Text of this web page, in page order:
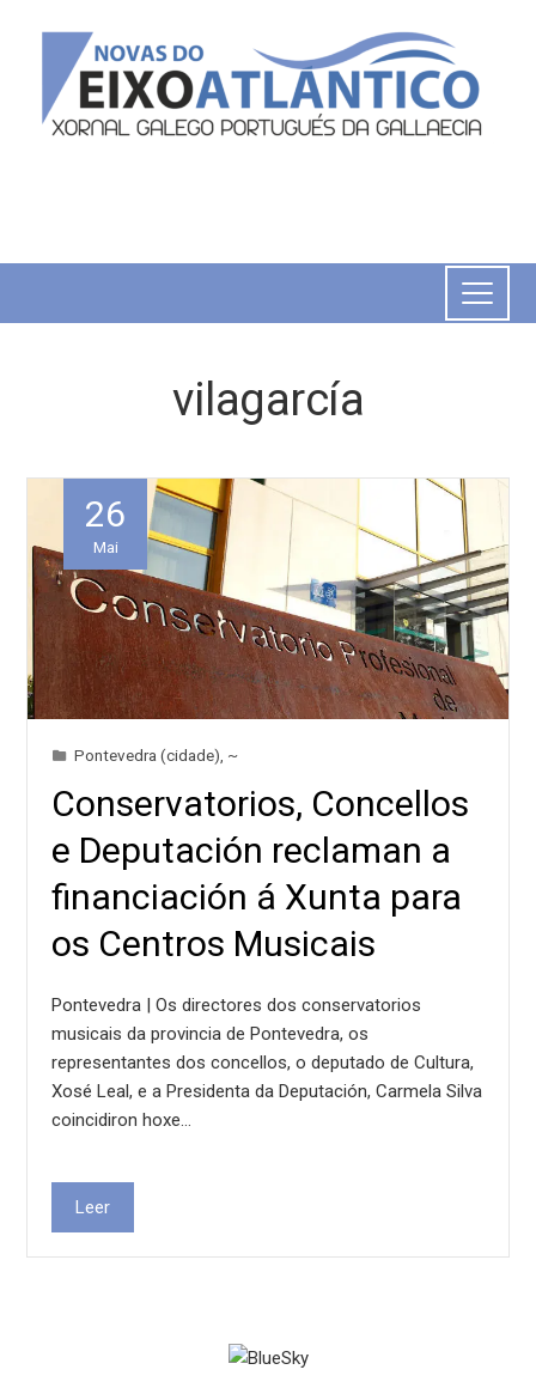
vilagarcía
26
Mai
Pontevedra (cidade) ~
Conservatorios, Concellos
e Deputación reclaman a
financiación á Xunta para
os Centros Musicais
Pontevedra | Os directores dos conservatorios
musicais da provincia de Pontevedra, os
representantes dos concellos, o deputado de Cultura,
Xosé Leal, e a Presidenta da Deputación, Carmela Silva
coincidiron hoxe…
Leer